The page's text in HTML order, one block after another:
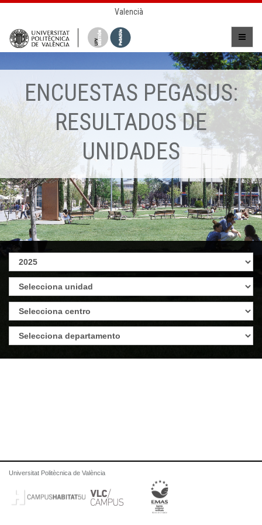
Valencià
ENCUESTAS PEGASUS:
RESULTADOS DE
UNIDADES
Universitat Politècnica de València